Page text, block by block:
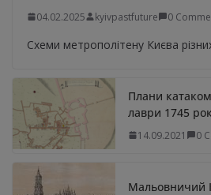
04.02.2025 kyivpastfuture 0
Схеми метрополітену Києва
Плани
лаври 1745
14.09.2021 0
Мальовничий